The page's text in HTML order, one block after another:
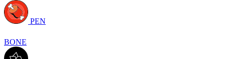
PEN
BONE